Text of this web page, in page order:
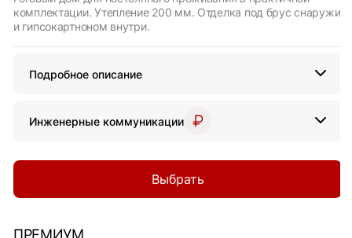
комплектации. Утепление 200 мм. Отделка под брус снаружи
и гипсокартноном внутри.
Подробное описание
Инженерные коммуникации
Выбрать
ПРЕМИУМ